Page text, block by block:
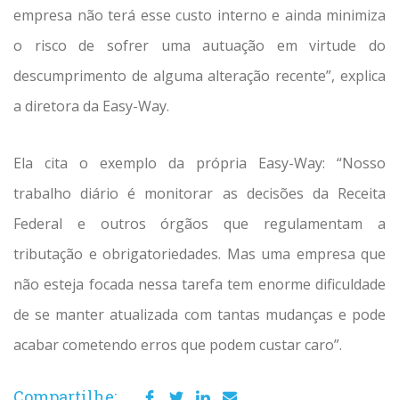
empresa não terá esse custo interno e ainda minimiza
o risco de sofrer uma autuação em virtude do
descumprimento de alguma alteração recente”, explica
a diretora da Easy-Way.
Ela cita o exemplo da própria Easy-Way: “Nosso
trabalho diário é monitorar as decisões da Receita
Federal e outros órgãos que regulamentam a
tributação e obrigatoriedades. Mas uma empresa que
não esteja focada nessa tarefa tem enorme dificuldade
de se manter atualizada com tantas mudanças e pode
acabar cometendo erros que podem custar caro”.